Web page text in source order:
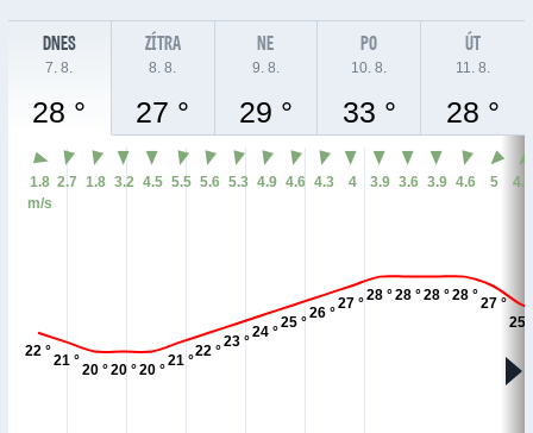
DNES
7. 8.
28 °
ZÍTRA
8. 8.
27 °
NE
9. 8.
29 °
PO
10. 8.
33 °
ÚT
11. 8.
28 °
22 °
21 °
20 °20 °20 °
21 °
22 °
23 °
24 °
25 °
26 °
27 °
28 °28 °28 °28 °
27 °
25
1.8
m/s
2.7 1.8 3.2 4.5 5.5 5.6 5.3 4.9 4.6 4.3 4 3.9 3.6 3.9 4.6 5 4.9